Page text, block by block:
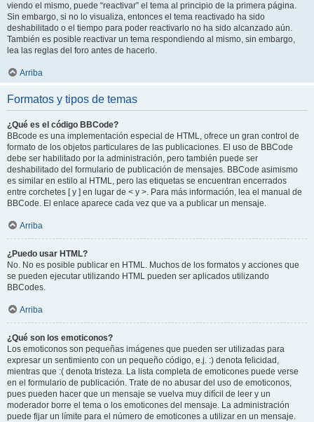
viendo el mismo, puede “reactivar” el tema al principio de la primera página.
Sin embargo, si no lo visualiza, entonces el tema reactivado ha sido
deshabilitado o el tiempo para poder reactivarlo no ha sido alcanzado aún.
También es posible reactivar un tema respondiendo al mismo, sin embargo,
lea las reglas del foro antes de hacerlo.
Arriba
Formatos y tipos de temas
¿Qué es el código BBCode?
BBcode es una implementación especial de HTML, ofrece un gran control de
formato de los objetos particulares de las publicaciones. El uso de BBCode
debe ser habilitado por la administración, pero también puede ser
deshabilitado del formulario de publicación de mensajes. BBCode asimismo
es similar en estilo al HTML, pero las etiquetas se encuentran encerrados
entre corchetes [ y ] en lugar de < y >. Para más información, lea el manual de
BBCode. El enlace aparece cada vez que va a publicar un mensaje.
Arriba
¿Puedo usar HTML?
No. No es posible publicar en HTML. Muchos de los formatos y acciones que
se pueden ejecutar utilizando HTML pueden ser aplicados utilizando
BBCodes.
Arriba
¿Qué son los emoticonos?
Los emoticonos son pequeñas imágenes que pueden ser utilizadas para
expresar un sentimiento con un pequeño código, e.j. :) denota felicidad,
mientras que :( denota tristeza. La lista completa de emoticones puede verse
en el formulario de publicación. Trate de no abusar del uso de emoticonos,
pues pueden hacer que un mensaje se vuelva muy difícil de leer y un
moderador borre el tema o los emoticones del mensaje. La administración
puede fijar un límite para el número de emoticones a utilizar en un mensaje.